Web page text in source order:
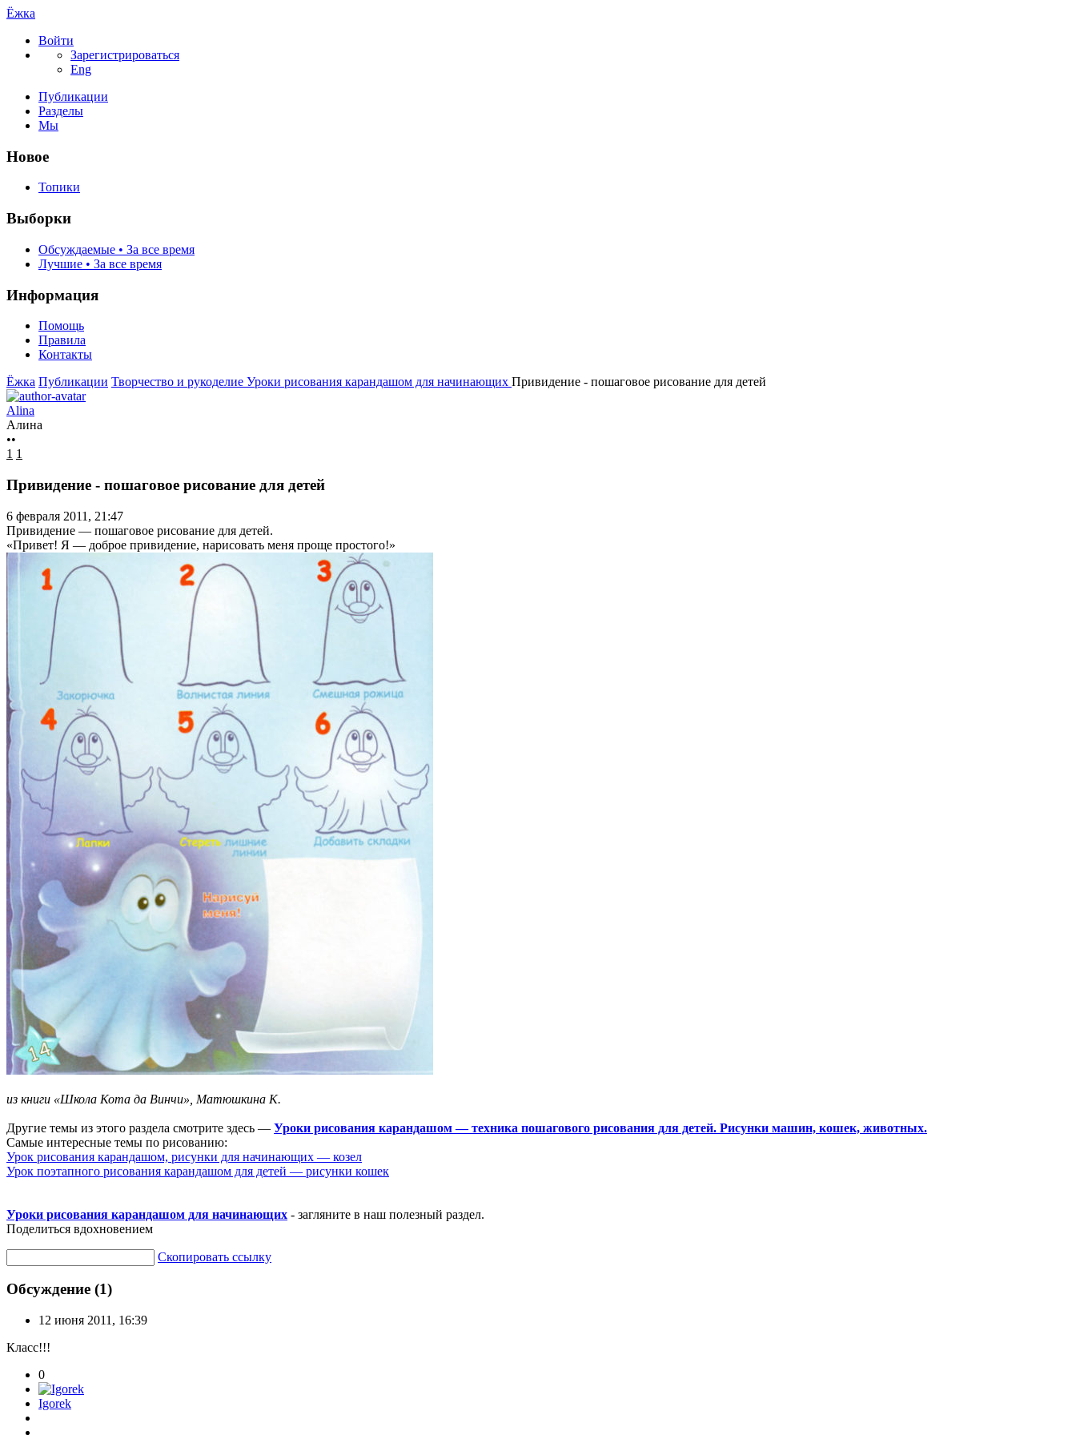
Ёжка
Войти
Зарегистрироваться
Eng
Публикации
Разделы
Мы
Новое
Топики
Выборки
Обсуждаемые • За все время
Лучшие • За все время
Информация
Помощь
Правила
Контакты
Ёжка Публикации Творчество и рукоделие Уроки рисования карандашом для начинающих Привидение - пошаговое рисование для детей
Alina
Алина
••
1 1
Привидение - пошаговое рисование для детей
6 февраля 2011, 21:47
Привидение — пошаговое рисование для детей.
«Привет! Я — доброе привидение, нарисовать меня проще простого!»
из книги «Школа Кота да Винчи», Матюшкина К.
Другие темы из этого раздела смотрите здесь — Уроки рисования карандашом — техника пошагового рисования для детей. Рисунки машин, кошек, животных.
Самые интересные темы по рисованию:
Урок рисования карандашом, рисунки для начинающих — козел
Урок поэтапного рисования карандашом для детей — рисунки кошек
Уроки рисования карандашом для начинающих - загляните в наш полезный раздел.
Поделиться вдохновением
Скопировать ссылку
Обсуждение (1)
12 июня 2011, 16:39
Класс!!!
0
Igorek